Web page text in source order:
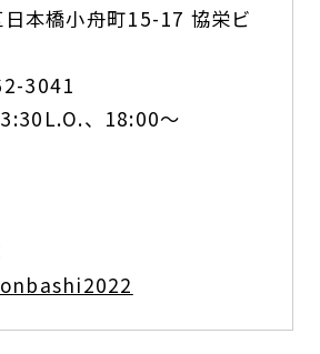
本橋小舟町15-17 協栄ビ
3041
、18:00〜